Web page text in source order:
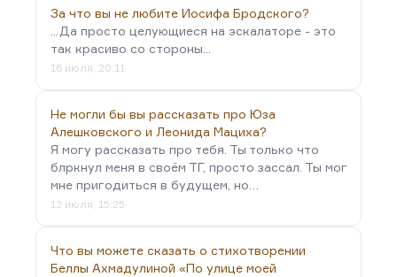
За что вы не любите Иосифа Бродского?
...Да просто целующиеся на эскалаторе - это
так красиво со стороны...
16 июля, 20:11
Не могли бы вы рассказать про Юза
Алешковского и Леонида Мациха?
Я могу рассказать про тебя. Ты только что
блркнул меня в своём ТГ, просто зассал. Ты мог
мне пригодиться в будущем, но…
12 июля, 15:25
Что вы можете сказать о стихотворении
Беллы Ахмадулиной «По улице моей